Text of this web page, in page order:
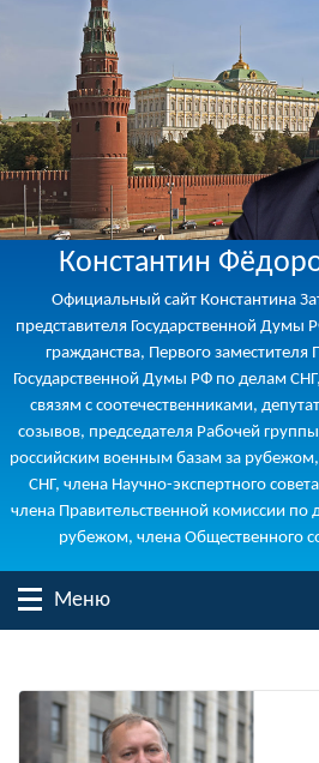
Константин
Официальный сайт Константина
представителя Государственной
гражданства, Первого заместителя
Государственной Думы РФ по делам
связям с соотечественниками,
созывов, председателя Рабочей
российским военным базам за рубежом,
СНГ, члена Научно-экспертного
члена Правительственной комиссии по
рубежом, члена Общественного
Меню